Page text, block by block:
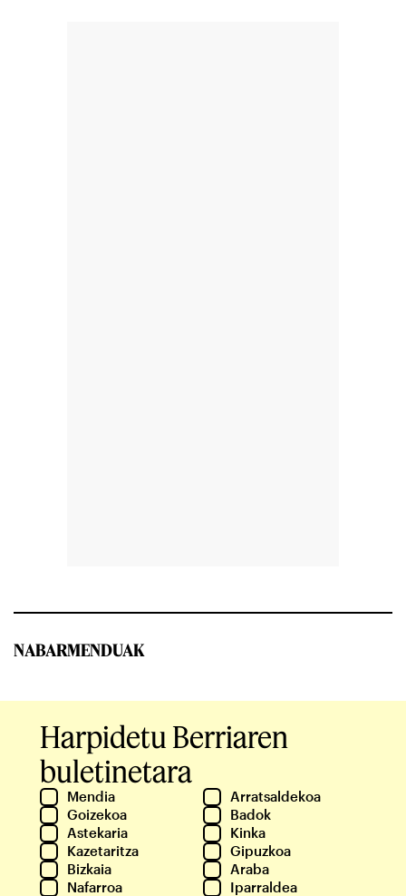
NABARMENDUAK
Harpidetu Berriaren
buletinetara
Mendia
Arratsaldekoa
Goizekoa
Badok
Astekaria
Kinka
Kazetaritza
Gipuzkoa
Bizkaia
Araba
Nafarroa
Iparraldea